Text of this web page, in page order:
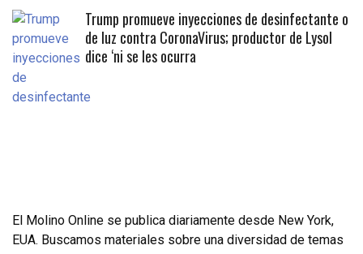
Trump promueve inyecciones de desinfectante o
de luz contra CoronaVirus; productor de Lysol
dice ‘ni se les ocurra
El Molino Online se publica diariamente desde New York,
EUA. Buscamos materiales sobre una diversidad de temas